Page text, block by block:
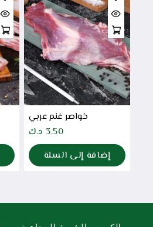
خواصر غنم عربي
3.50 د.ك
إضافة إلى السلة